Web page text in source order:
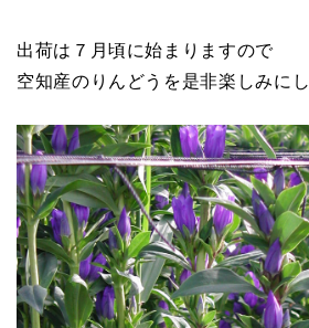
出荷は７月頃に始まりますので
空知産のりんどうを是非楽しみに